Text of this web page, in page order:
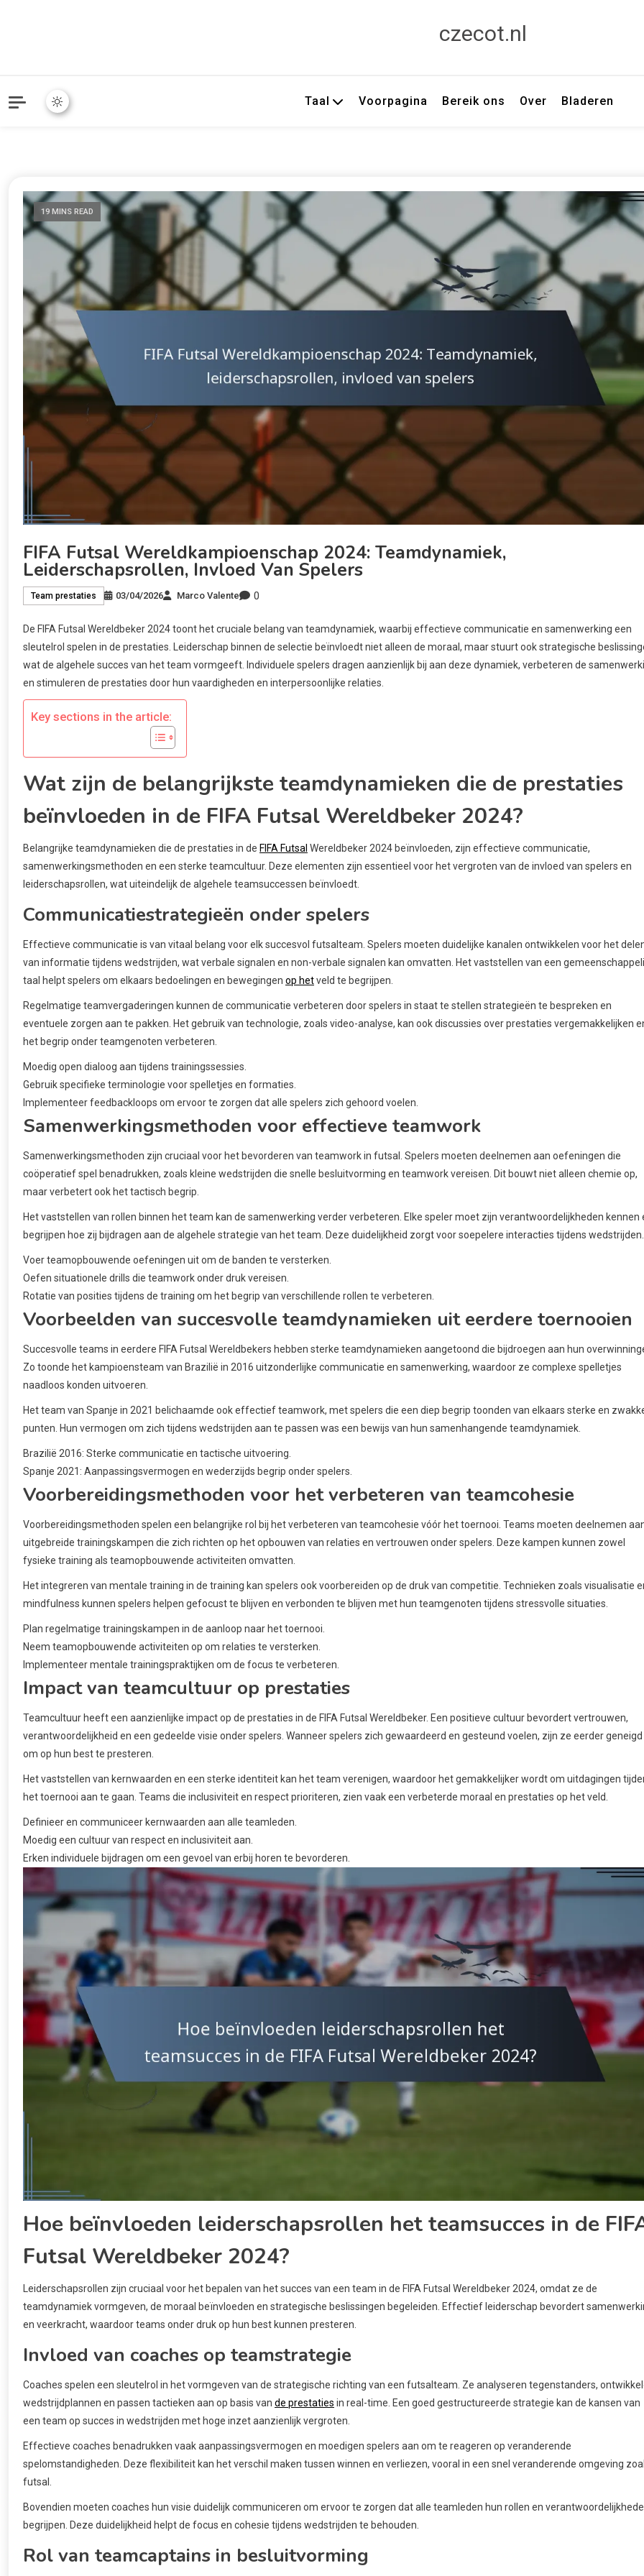
czecot.nl
Taal Voorpagina Bereik ons Over Bladeren
19 MINS READ
FIFA Futsal Wereldkampioenschap 2024: Teamdynamiek,
Leiderschapsrollen, Invloed Van Spelers
Team prestaties 03/04/2026 Marco Valente 0
De FIFA Futsal Wereldbeker 2024 toont het cruciale belang van teamdynamiek, waarbij effectieve communicatie en samenwerking een
sleutelrol spelen in de prestaties. Leiderschap binnen de selectie beïnvloedt niet alleen de moraal, maar stuurt ook strategische
wat de algehele succes van het team vormgeeft. Individuele spelers dragen aanzienlijk bij aan deze dynamiek, verbeteren de
en stimuleren de prestaties door hun vaardigheden en interpersoonlijke relaties.
Key sections in the article:
Wat zijn de belangrijkste teamdynamieken die de prestaties
beïnvloeden in de FIFA Futsal Wereldbeker 2024?
Belangrijke teamdynamieken die de prestaties in de FIFA Futsal Wereldbeker 2024 beïnvloeden, zijn effectieve communicatie,
samenwerkingsmethoden en een sterke teamcultuur. Deze elementen zijn essentieel voor het vergroten van de invloed van spelers en
leiderschapsrollen, wat uiteindelijk de algehele teamsuccessen beïnvloedt.
Communicatiestrategieën onder spelers
Effectieve communicatie is van vitaal belang voor elk succesvol futsalteam. Spelers moeten duidelijke kanalen ontwikkelen voor het
van informatie tijdens wedstrijden, wat verbale signalen en non-verbale signalen kan omvatten. Het vaststellen van een
taal helpt spelers om elkaars bedoelingen en bewegingen op hetveld te begrijpen.
Regelmatige teamvergaderingen kunnen de communicatie verbeteren door spelers in staat te stellen strategieën te bespreken en
eventuele zorgen aan te pakken. Het gebruik van technologie, zoals video-analyse, kan ook discussies over prestaties vergemakkelijken
het begrip onder teamgenoten verbeteren.
Moedig open dialoog aan tijdens trainingssessies.
Gebruik specifieke terminologie voor spelletjes en formaties.
Implementeer feedbackloops om ervoor te zorgen dat alle spelers zich gehoord voelen.
Samenwerkingsmethoden voor effectieve teamwork
Samenwerkingsmethoden zijn cruciaal voor het bevorderen van teamwork in futsal. Spelers moeten deelnemen aan oefeningen die
coöperatief spel benadrukken, zoals kleine wedstrijden die snelle besluitvorming en teamwork vereisen. Dit bouwt niet alleen chemie op,
maar verbetert ook het tactisch begrip.
Het vaststellen van rollen binnen het team kan de samenwerking verder verbeteren. Elke speler moet zijn verantwoordelijkheden kennen
begrijpen hoe zij bijdragen aan de algehele strategie van het team. Deze duidelijkheid zorgt voor soepelere interacties tijdens wedstrijden.
Voer teamopbouwende oefeningen uit om de banden te versterken.
Oefen situationele drills die teamwork onder druk vereisen.
Rotatie van posities tijdens de training om het begrip van verschillende rollen te verbeteren.
Voorbeelden van succesvolle teamdynamieken uit eerdere toernooien
Succesvolle teams in eerdere FIFA Futsal Wereldbekers hebben sterke teamdynamieken aangetoond die bijdroegen aan hun
Zo toonde het kampioensteam van Brazilië in 2016 uitzonderlijke communicatie en samenwerking, waardoor ze complexe spelletjes
naadloos konden uitvoeren.
Het team van Spanje in 2021 belichaamde ook effectief teamwork, met spelers die een diep begrip toonden van elkaars sterke en
punten. Hun vermogen om zich tijdens wedstrijden aan te passen was een bewijs van hun samenhangende teamdynamiek.
Brazilië 2016: Sterke communicatie en tactische uitvoering.
Spanje 2021: Aanpassingsvermogen en wederzijds begrip onder spelers.
Voorbereidingsmethoden voor het verbeteren van teamcohesie
Voorbereidingsmethoden spelen een belangrijke rol bij het verbeteren van teamcohesie vóór het toernooi. Teams moeten deelnemen
uitgebreide trainingskampen die zich richten op het opbouwen van relaties en vertrouwen onder spelers. Deze kampen kunnen zowel
fysieke training als teamopbouwende activiteiten omvatten.
Het integreren van mentale training in de training kan spelers ook voorbereiden op de druk van competitie. Technieken zoals visualisatie
mindfulness kunnen spelers helpen gefocust te blijven en verbonden te blijven met hun teamgenoten tijdens stressvolle situaties.
Plan regelmatige trainingskampen in de aanloop naar het toernooi.
Neem teamopbouwende activiteiten op om relaties te versterken.
Implementeer mentale trainingspraktijken om de focus te verbeteren.
Impact van teamcultuur op prestaties
Teamcultuur heeft een aanzienlijke impact op de prestaties in de FIFA Futsal Wereldbeker. Een positieve cultuur bevordert vertrouwen,
verantwoordelijkheid en een gedeelde visie onder spelers. Wanneer spelers zich gewaardeerd en gesteund voelen, zijn ze eerder geneigd
om op hun best te presteren.
Het vaststellen van kernwaarden en een sterke identiteit kan het team verenigen, waardoor het gemakkelijker wordt om uitdagingen
het toernooi aan te gaan. Teams die inclusiviteit en respect prioriteren, zien vaak een verbeterde moraal en prestaties op het veld.
Definieer en communiceer kernwaarden aan alle teamleden.
Moedig een cultuur van respect en inclusiviteit aan.
Erken individuele bijdragen om een gevoel van erbij horen te bevorderen.
Hoe beïnvloeden leiderschapsrollen het teamsucces in de
Futsal Wereldbeker 2024?
Leiderschapsrollen zijn cruciaal voor het bepalen van het succes van een team in de FIFA Futsal Wereldbeker 2024, omdat ze de
teamdynamiek vormgeven, de moraal beïnvloeden en strategische beslissingen begeleiden. Effectief leiderschap bevordert
en veerkracht, waardoor teams onder druk op hun best kunnen presteren.
Invloed van coaches op teamstrategie
Coaches spelen een sleutelrol in het vormgeven van de strategische richting van een futsalteam. Ze analyseren tegenstanders,
wedstrijdplannen en passen tactieken aan op basis van de prestaties in real-time. Een goed gestructureerde strategie kan de kansen van
een team op succes in wedstrijden met hoge inzet aanzienlijk vergroten.
Effectieve coaches benadrukken vaak aanpassingsvermogen en moedigen spelers aan om te reageren op veranderende
spelomstandigheden. Deze flexibiliteit kan het verschil maken tussen winnen en verliezen, vooral in een snel veranderende omgeving
futsal.
Bovendien moeten coaches hun visie duidelijk communiceren om ervoor te zorgen dat alle teamleden hun rollen en
begrijpen. Deze duidelijkheid helpt de focus en cohesie tijdens wedstrijden te behouden.
Rol van teamcaptains in besluitvorming